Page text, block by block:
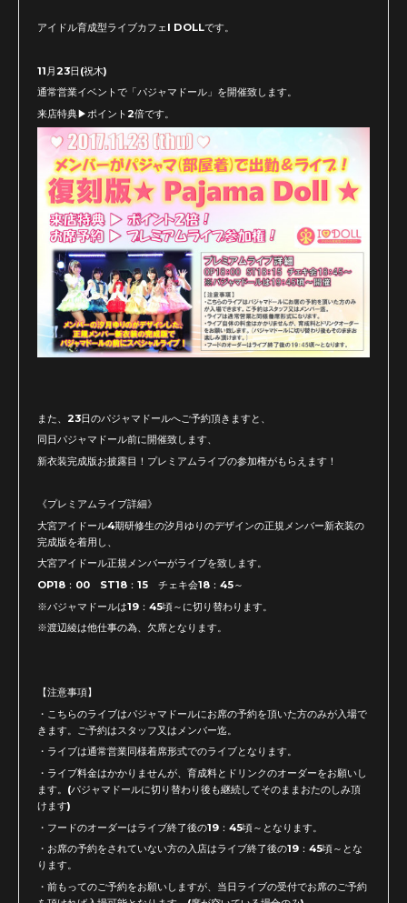
アイドル育成型ライブカフェI DOLLです。
11月23日(祝木)
通常営業イベントで「パジャマドール」を開催致します。
来店特典▶ポイント2倍です。
また、23日のパジャマドールへご予約頂きますと、
同日パジャマドール前に開催致します、
新衣装完成版お披露目！プレミアムライブの参加権がもらえます！
《プレミアムライブ詳細》
大宮アイドール4期研修生の汐月ゆりのデザインの正規メンバー新衣装の
完成版を着用し、
大宮アイドール正規メンバーがライブを致します。
OP18：00 ST18：15 チェキ会18：45～
※パジャマドールは19：45頃～に切り替わります。
※渡辺綾は他仕事の為、欠席となります。
【注意事項】
・こちらのライブはパジャマドールにお席の予約を頂いた方のみが入場で
きます。ご予約はスタッフ又はメンバー迄。
・ライブは通常営業同様着席形式でのライブとなります。
・ライブ料金はかかりませんが、育成料とドリンクのオーダーをお願いし
ます。(パジャマドールに切り替わり後も継続してそのままおたのしみ頂
けます)
・フードのオーダーはライブ終了後の19：45頃～となります。
・お席の予約をされていない方の入店はライブ終了後の19：45頃～とな
ります。
・前もってのご予約をお願いしますが、当日ライブの受付でお席のご予約